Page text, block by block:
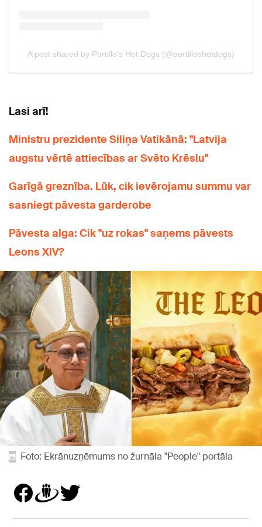
Lasi arī!
Ministru prezidente Siliņa Vatikānā: "Latvija
augstu vērtē attiecības ar Svēto Krēslu"
Garīgā greznība. Lūk, cik ievērojamu summu var
sasniegt pāvesta garderobe
Pāvesta alga: Cik "uz rokas" saņems pāvests
Leons XIV?
Foto: Ekrānuzņēmums no žurnāla "People" portāla